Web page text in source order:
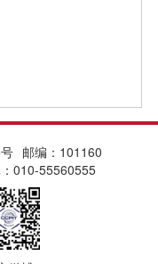
邮编：101160
010-55560555